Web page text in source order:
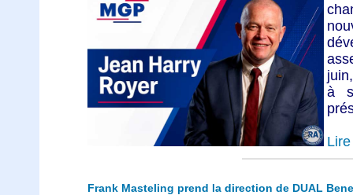
à
Frank Masteling prend la direction de DUAL